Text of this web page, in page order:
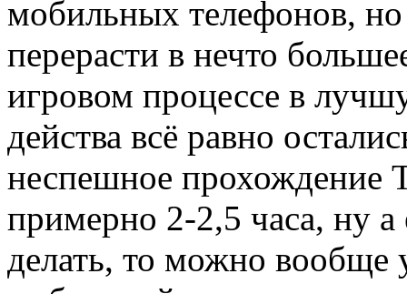
мобильных телефонов,
перерасти в нечто
игровом процессе в
действа всё равно
неспешное прохождение
примерно 2-2,5 часа, ну а
делать, то можно вообще